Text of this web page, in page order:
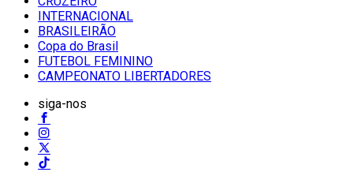
INTERNACIONAL
BRASILEIRÃO
Copa do Brasil
FUTEBOL FEMININO
CAMPEONATO LIBERTADORES
siga-nos